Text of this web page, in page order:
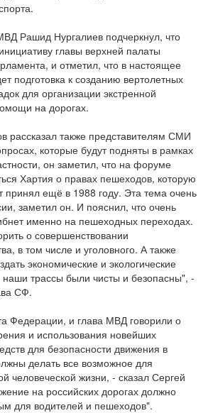
Рашид Нургалиев подчеркнул, что
главы верхней палаты
и отметил, что в настоящее
подготовка к созданию вертолетных
для организации экстренной
на дорогах.
рассказал также представителям СМИ
которые будут подняты в рамках
он заметил, что на форуме
Хартия о правах пешеходов, которую
принял ещё в 1988 году. Эта тема очень
заметил он. И пояснил, что очень
именно на пешеходных переходах.
о совершенствовании
в том числе и уголовного. А также
экономические и экологические
наши трассы были чисты и безопасны", -
СФ.
Федерации, и глава МВД говорили о
и использования новейших
для безопасности движения в
делать все возможное для
человеческой жизни, - сказал Сергей
на российских дорогах должно
для водителей и пешеходов".